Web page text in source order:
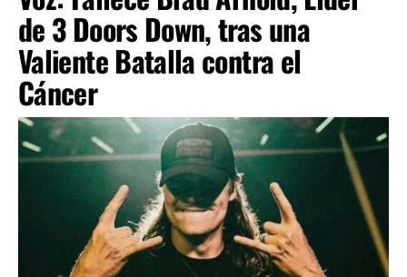
de 3 Doors Down, tras una
Valiente Batalla contra el
Cáncer